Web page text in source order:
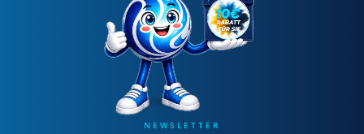
NEWSLETTER